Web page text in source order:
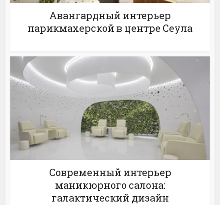
Авангардный интерьер
парикмахерской в центре Сеула
Современный интерьер
маникюрного салона:
галактический дизайн